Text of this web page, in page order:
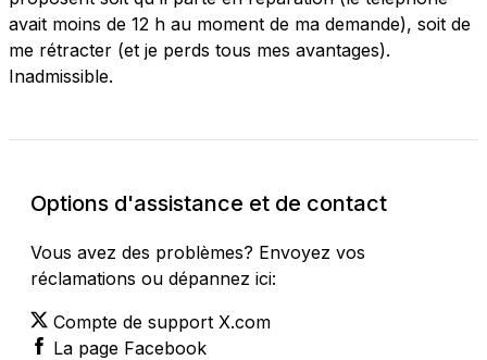
avait moins de 12 h au moment de ma demande), soit de
me rétracter (et je perds tous mes avantages). ​
Inadmissible.
Options d'assistance et de contact
Vous avez des problèmes? Envoyez vos
réclamations ou dépannez ici:
Compte de support X.com
La page Facebook